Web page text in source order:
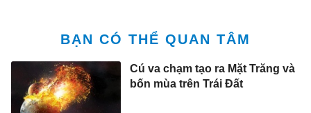
BẠN CÓ THỂ QUAN TÂM
Cú va chạm tạo ra Mặt Trăng và
bốn mùa trên Trái Đất